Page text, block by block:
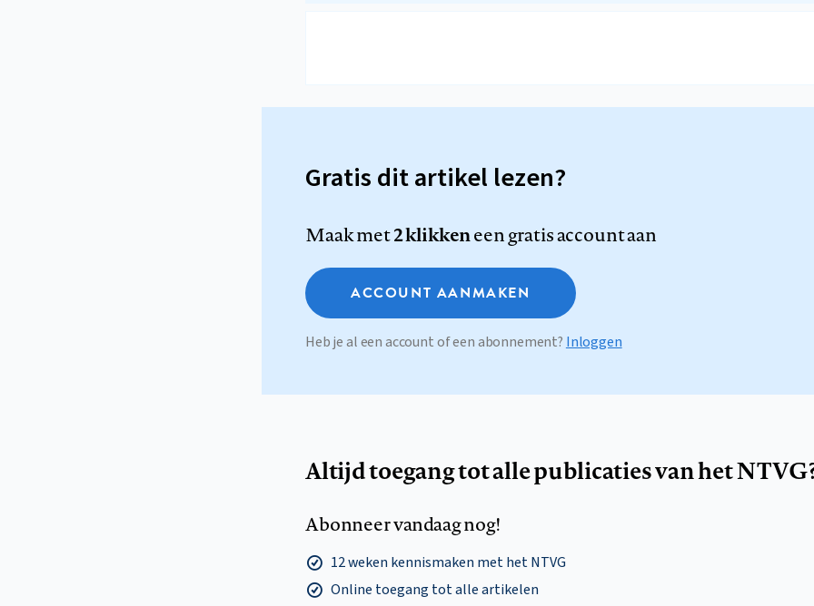
Gratis dit artikel lezen?
Maak met2 klikkeneen gratis account aan
ACCOUNT AANMAKEN
Heb je al een account of een abonnement? Inloggen
Altijd toegang tot alle publicaties van het
Abonneer vandaag nog!
12 weken kennismaken met het NTVG
Online toegang tot alle artikelen